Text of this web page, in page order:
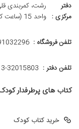
دفتر
مرکزی :
رشت، کمربندی
واحد 15 (ساعت کاری 8 صبح الی 13)
تلفن فروشگاه :
تلفن دفتر : 013-32015803 و
کتاب های پرطرفدار
خرید کتاب کودک